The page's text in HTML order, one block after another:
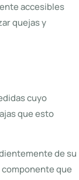
accesibles
quejas y
cuyo
que esto
de su
que